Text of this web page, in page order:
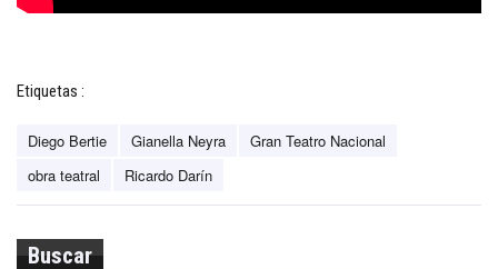
Etiquetas :
Diego Bertie Gianella Neyra
Gran Teatro Nacional
obra teatral
Ricardo Darín
Buscar